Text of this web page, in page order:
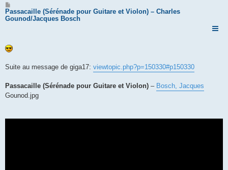
e
s
e
Passacaille (Sérénade pour Guitare et Violon) – Charles
Gounod/Jacques Bosch
Suite au message de giga17: viewtopic.php?p=150330#p150330
Passacaille (Sérénade pour Guitare et Violon) – Bosch, Jacques
Gounod.jpg